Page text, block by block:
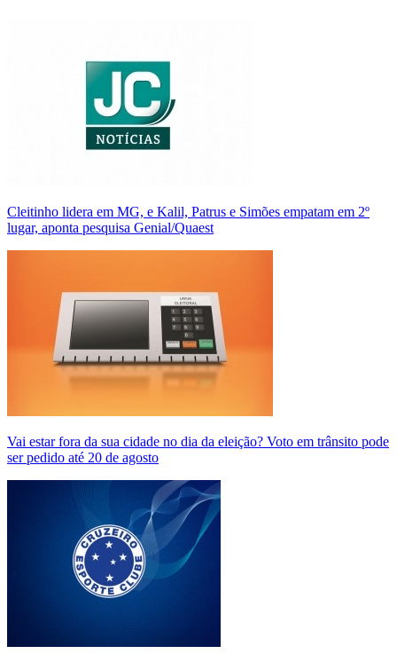
Cleitinho lidera em MG, e Kalil, Patrus e Simões empatam em 2º
lugar, aponta pesquisa Genial/Quaest
Vai estar fora da sua cidade no dia da eleição? Voto em trânsito pode
ser pedido até 20 de agosto